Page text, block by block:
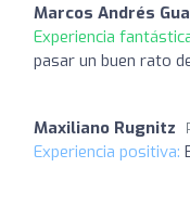
Marcos Andrés
Experiencia
pasar un buen rato
Maxiliano Rugnitz
Experiencia positiva: